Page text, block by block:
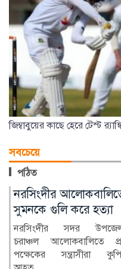
জিম্বাবুয়ের কাছে হেরে টেস্ট
সবচেয়ে
পঠিত
নিরাপদ সড়ক চাই
(নিসচা), এটি দেশের
মানুষের আন্দোলন:
ইলিয়াস কাঞ্চন
‘আমার স্বপ্ন আপনাদের কাছে